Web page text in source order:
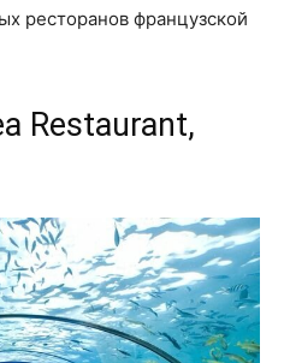
ресторанов французской
Restaurant,